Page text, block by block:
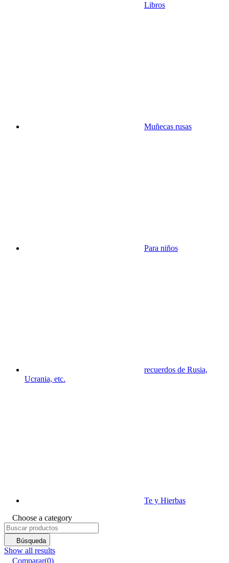
Libros
Muñecas rusas
Para niños
recuerdos de Rusia,
Ucrania, etc.
Te y Hierbas
Choose a category
Búsqueda
Show all results
Comparar(0)